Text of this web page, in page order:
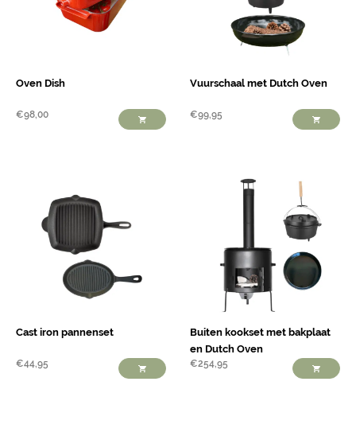
Oven Dish
€98,00
Vuurschaal met Dutch Oven
€99,95
Cast iron pannenset
€44,95
Buiten kookset met bakplaat
en Dutch Oven
€254,95